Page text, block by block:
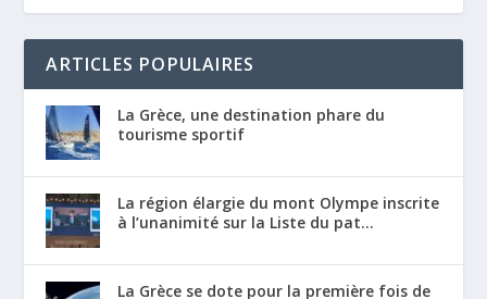
ARTICLES POPULAIRES
La Grèce, une destination phare du
tourisme sportif
La région élargie du mont Olympe inscrite
à l’unanimité sur la Liste du pat...
La Grèce se dote pour la première fois de